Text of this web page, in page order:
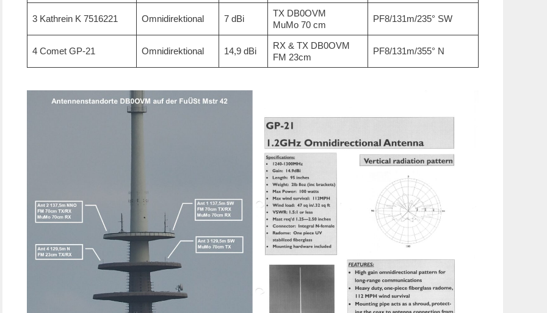
3 Kathrein K 7516221 Omnidirektional 7 dBi
TX DB0OVM
MuMo 70 cm
PF8/131m/235° SW
4 Comet GP-21 Omnidirektional 14,9 dBi
RX & TX DB0OVM
FM 23cm
PF8/131m/355° N